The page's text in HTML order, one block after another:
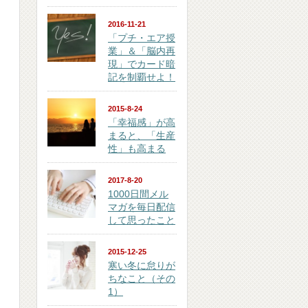
2016-11-21
「プチ・エア授
業」＆「脳内再
現」でカード暗
記を制覇せよ！
2015-8-24
「幸福感」が高
まると、「生産
性」も高まる
2017-8-20
1000日間メル
マガを毎日配信
して思ったこと
2015-12-25
寒い冬に怠りが
ちなこと（その
1）